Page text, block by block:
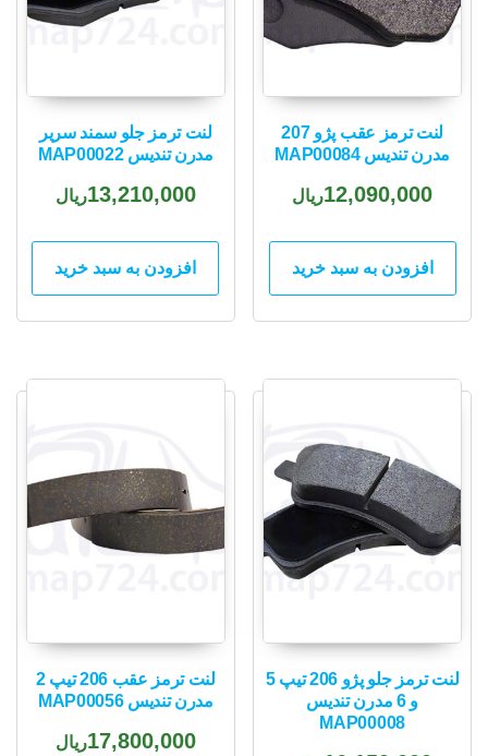
لنت ترمز عقب پژو 207
مدرن تندیس MAP00084
12,090,000ریال
افزودن به سبد خرید
لنت ترمز جلو سمند سریر
مدرن تندیس MAP00022
13,210,000ریال
افزودن به سبد خرید
لنت ترمز جلو پژو 206 تیپ 5
و 6 مدرن تندیس
MAP00008
لنت ترمز عقب 206 تیپ 2
مدرن تندیس MAP00056
17,800,000ریال